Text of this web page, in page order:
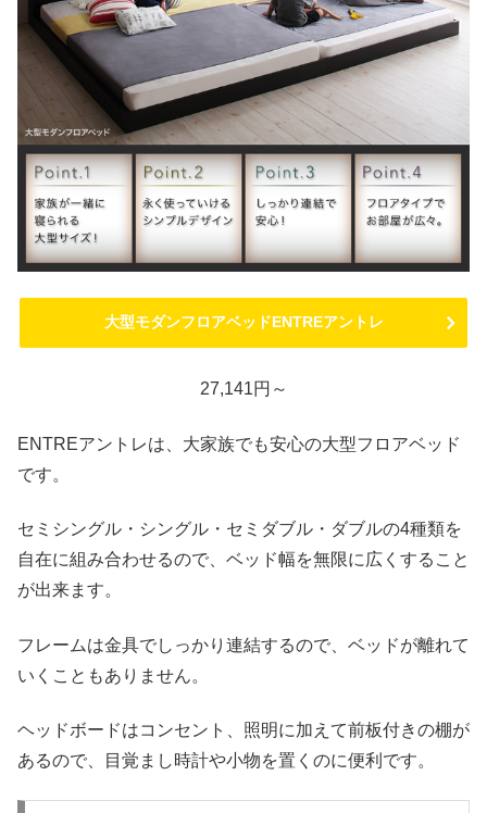
大型モダンフロアベッドENTREアントレ
27,141円～
ENTREアントレは、大家族でも安心の大型フロアベッド
です。
セミシングル・シングル・セミダブル・ダブルの4種類を
自在に組み合わせるので、ベッド幅を無限に広くすること
が出来ます。
フレームは金具でしっかり連結するので、ベッドが離れて
いくこともありません。
ヘッドボードはコンセント、照明に加えて前板付きの棚が
あるので、目覚まし時計や小物を置くのに便利です。